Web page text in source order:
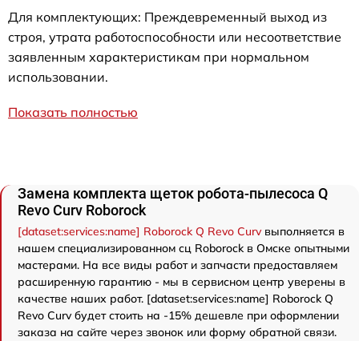
Для комплектующих: Преждевременный выход из
строя, утрата работоспособности или несоответствие
заявленным характеристикам при нормальном
использовании.
Показать полностью
Замена комплекта щеток робота-пылесоса Q
Revo Curv Roborock
[dataset:services:name] Roborock Q Revo Curvвыполняется в
нашем специализированном сц Roborock в Омске опытными
мастерами. На все виды работ и запчасти предоставляем
расширенную гарантию - мы в сервисном центр уверены в
качестве наших работ. [dataset:services:name] Roborock Q
Revo Curv будет стоить на -15% дешевле при оформлении
заказа на сайте через звонок или форму обратной связи.